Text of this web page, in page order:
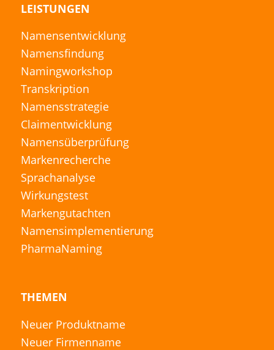
LEISTUNGEN
Namensentwicklung
Namensfindung
Namingworkshop
Transkription
Namensstrategie
Claimentwicklung
Namensüberprüfung
Markenrecherche
Sprachanalyse
Wirkungstest
Markengutachten
Namensimplementierung
PharmaNaming
THEMEN
Neuer Produktname
Neuer Firmenname